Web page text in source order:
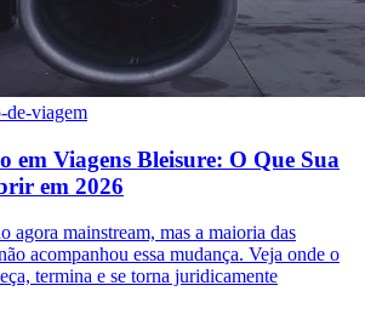
de-viagem
em Viagens Bleisure: O Que Sua
em 2026
agora mainstream, mas a maioria das
acompanhou essa mudança. Veja onde o
termina e se torna juridicamente